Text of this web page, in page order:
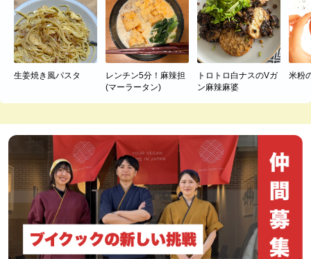
生姜焼き風パスタ
レンチン5分！麻辣担
(マーラータン)
トロトロ白ナスのVガ
ン麻辣麻婆
米粉